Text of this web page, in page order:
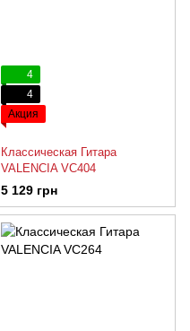
4
4
Акция
Классическая Гитара
VALENCIA VC404
5 129 грн